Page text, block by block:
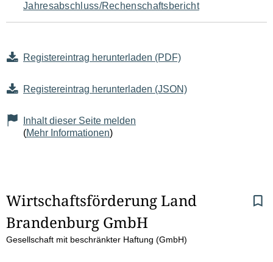
Jahresabschluss/Rechenschaftsbericht
Registereintrag herunterladen (PDF)
Registereintrag herunterladen (JSON)
Inhalt dieser Seite melden
(Mehr Informationen)
S
e
Wirtschaftsförderung Land
Brandenburg GmbH
Gesellschaft mit beschränkter Haftung (GmbH)